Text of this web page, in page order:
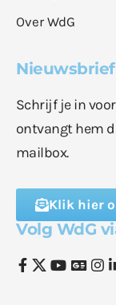
Over WdG
Nieuwsbrief
Schrijf je in
ontvangt hem
mailbox.
Klik hier
Volg WdG